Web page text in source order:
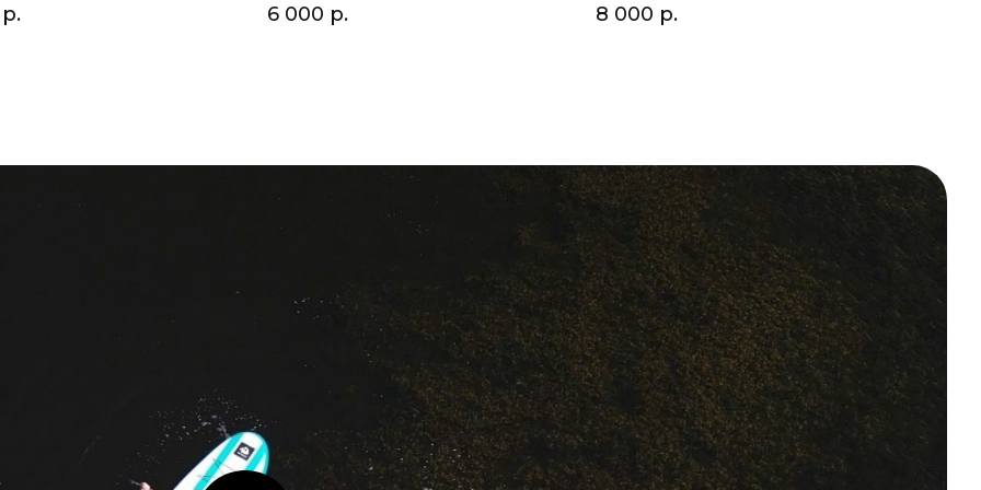
р. 6 000 р. 8 000 р.
окружение, всё, что нужно для полноценного перезагрузки.
небольших мероприятий. Предусмотрены мангальные зоны. Вы
уборка обеспечивают комфорт и безопасность гостей. Выберите